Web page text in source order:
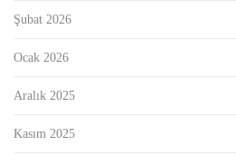
Şubat 2026
Ocak 2026
Aralık 2025
Kasım 2025